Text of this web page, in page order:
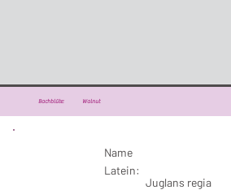
Bachblüte: Walnut
Name
Latein:
Juglans regia